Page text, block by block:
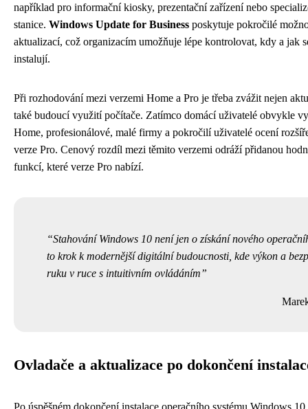
například pro informační kiosky, prezentační zařízení nebo
stanice. Windows Update for Business poskytuje pokročilé
aktualizací, což organizacím umožňuje lépe kontrolovat, kdy a jak
instalují.
Při rozhodování mezi verzemi Home a Pro je třeba zvážit nejen
také budoucí využití počítače. Zatímco domácí uživatelé obvykle
Home, profesionálové, malé firmy a pokročilí uživatelé ocení
verze Pro. Cenový rozdíl mezi těmito verzemi odráží přidanou
funkcí, které verze Pro nabízí.
Stahování Windows 10 není jen o získání nového
to krok k modernější digitální budoucnosti, kde výkon a
ruku v ruce s intuitivním ovládáním
Ovladače a aktualizace po dokončení
Po úspěšném dokončení instalace operačního systému Windows